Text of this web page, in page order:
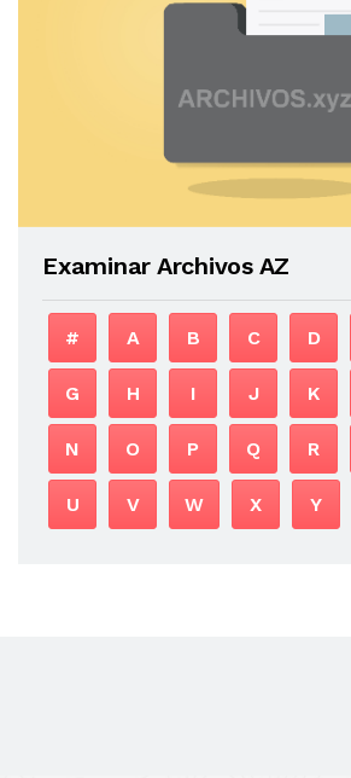
Examinar Archivos AZ
# A B C D
G H I J K
N O P Q R
U V W X Y